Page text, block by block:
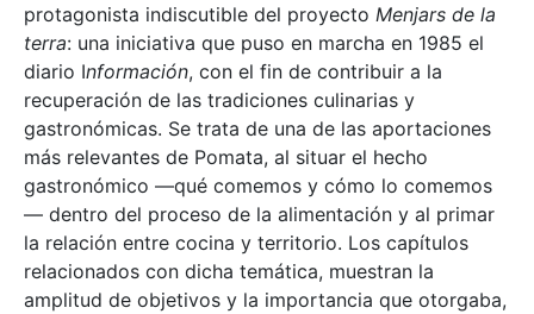
protagonista indiscutible del proyecto Menjars de la
terra: una iniciativa que puso en marcha en 1985 el
diario Información, con el fin de contribuir a la
recuperación de las tradiciones culinarias y
gastronómicas. Se trata de una de las aportaciones
más relevantes de Pomata, al situar el hecho
gastronómico —qué comemos y cómo lo comemos
— dentro del proceso de la alimentación y al primar
la relación entre cocina y territorio. Los capítulos
relacionados con dicha temática, muestran la
amplitud de objetivos y la importancia que otorgaba,